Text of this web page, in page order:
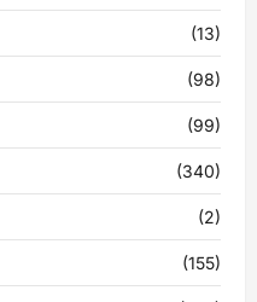
(13)
(98)
(99)
(340)
(2)
(155)